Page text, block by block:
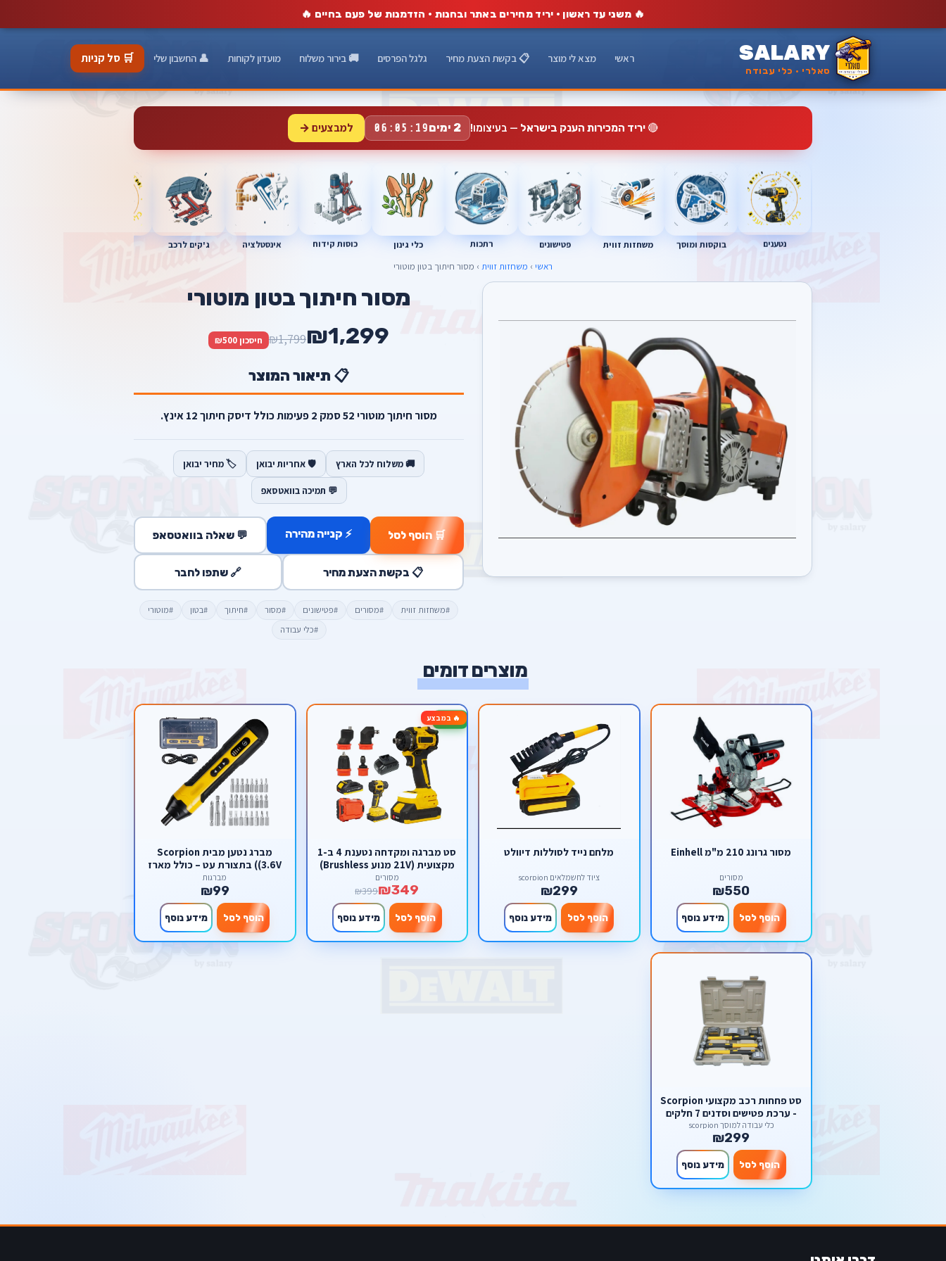
🔥 משני עד ראשון · יריד מחירים באתר ובחנות · הזדמנות של פעם בחיים 🔥
SALARY
סאלרי · כלי עבודה
ראשי מצא לי מוצר 📋 בקשת הצעת מחיר גלגל הפרסים 🚚 בירור משלוח מועדון לקוחות 👤 החשבון שלי 🛒 סל קניות
🔴יריד המכירות הענק בישראל — בעיצומו! 2 ימים 06:05:18 למבצעים →
נטענים בוקסות ומוסך משחזות זווית פטישונים רתכות כלי גינון כוסות קידוח אינסטלציה ג'קים לרכב
ראשי › משחזות זווית › מסור חיתוך בטון מוטורי
מסור חיתוך בטון מוטורי
₪1,299
₪1,799 חיסכון ₪500
📋 תיאור המוצר
מסור חיתוך מוטורי 52 סמק 2 פעימות כולל דיסק חיתוך 12 אינץ.
🚚 משלוח לכל הארץ 🛡️ אחריות יבואן 🏷️ מחיר יבואן
💬 תמיכה בוואטסאפ
🛒 הוסף לסל ⚡ קנייה מהירה 💬 שאלה בוואטסאפ
📋 בקשת הצעת מחיר 🔗 שתפו לחבר
#משחזות זווית #מסורים #פטישונים #מסור #חיתוך #בטון
#מוטורי
#כלי עבודה
מוצרים דומים
מסור גרונג 210 מ"מ Einhell
מסורים
₪550
הוסף לסל מידע נוסף
מלחם נייד לסוללות דיוולט
ציוד לחשמלאים scorpion
₪299
הוסף לסל מידע נוסף
🔥 במבצע-13%
סט מברגה ומקדחה נטענת 4 ב-1
מקצועית (21V מנוע Brushless)
– פוטר מתחלף וראשים לזוויות
קשות מבית סקורפיון
מסורים
₪349
₪399
הוסף לסל מידע נוסף
מברג נטען מבית Scorpion
(3.6V) בתצורת עט – כולל מארז
ביטים ענק וטעינת USB
מברגות
₪99
הוסף לסל מידע נוסף
סט פחחות רכב מקצועי Scorpion
- ערכת פטישים וסדנים 7 חלקים
כלי עבודה למוסך scorpion
₪299
הוסף לסל מידע נוסף